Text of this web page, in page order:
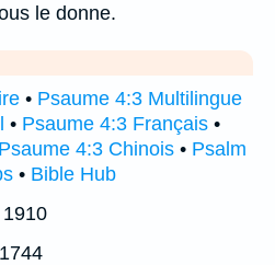
le donne.
• Psaume 4:3 Multilingue
• Psaume 4:3 Français •
Psaume 4:3 Chinois • Psalm
• Bible Hub